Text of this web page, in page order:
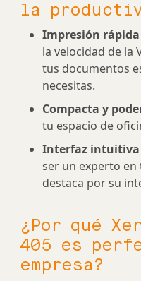
la
Impresión
la velocidad de la
tus documentos
necesitas.
Compacta y
tu espacio de
Interfaz intuitiva
ser un experto en
destaca por su
¿Por qué
405 es
empresa?